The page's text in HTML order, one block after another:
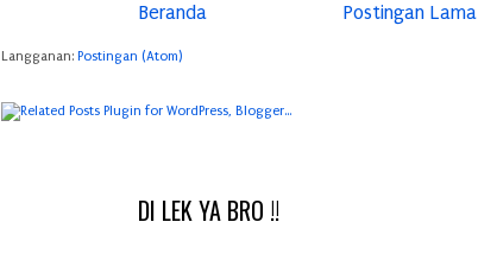
Postingan Lama
Beranda
Langganan: Postingan (Atom)
DI LEK YA BRO !!